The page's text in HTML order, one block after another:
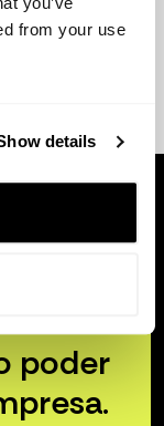
from your use
details
poder